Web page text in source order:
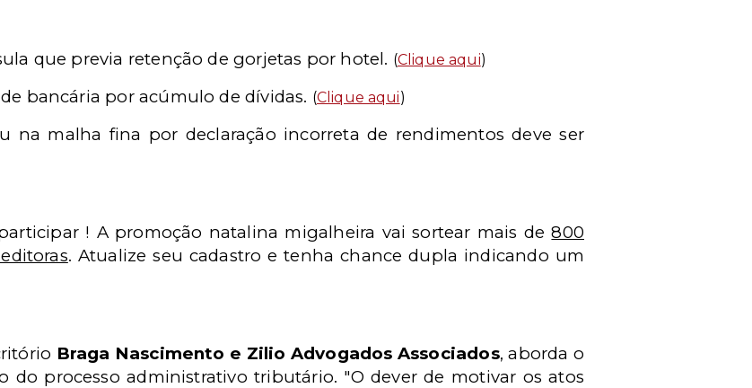
que previa retenção de gorjetas por hotel. (Clique aqui)
bancária por acúmulo de dívidas. (Clique aqui)
na malha fina por declaração incorreta de rendimentos deve ser
! A promoção natalina migalheira vai sortear mais de800
. Atualize seu cadastro e tenha chance dupla indicando um
Braga Nascimento e Zilio Advogados Associados, aborda o
processo administrativo tributário. "O dever de motivar os atos